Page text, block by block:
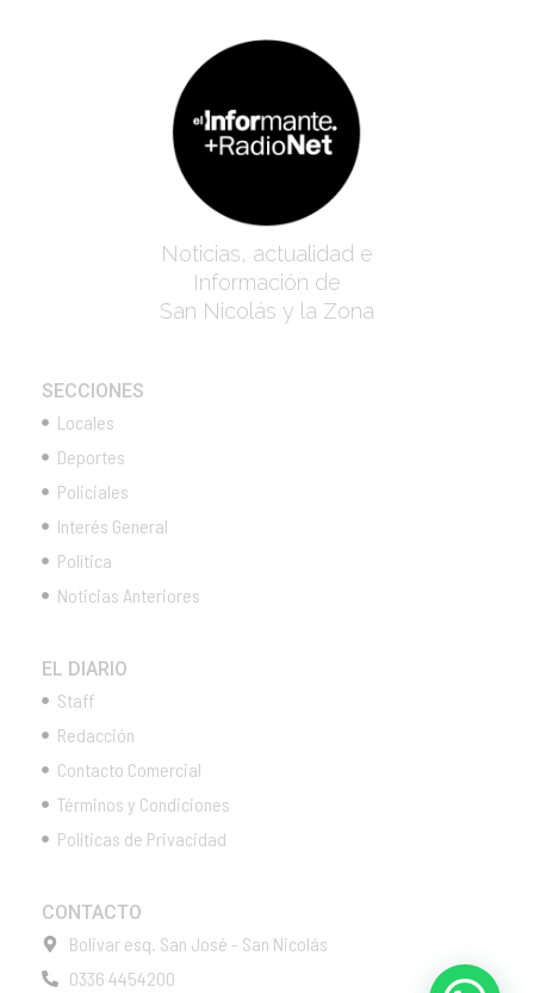
Noticias, actualidad e
Información de
San Nicolás y la Zona
SECCIONES
Locales
Deportes
Policiales
Interés General
Política
Noticias Anteriores
EL DIARIO
Staff
Redacción
Contacto Comercial
Términos y Condiciones
Políticas de Privacidad
CONTACTO
Bolivar esq. San José - San Nicolás
0336 4454200